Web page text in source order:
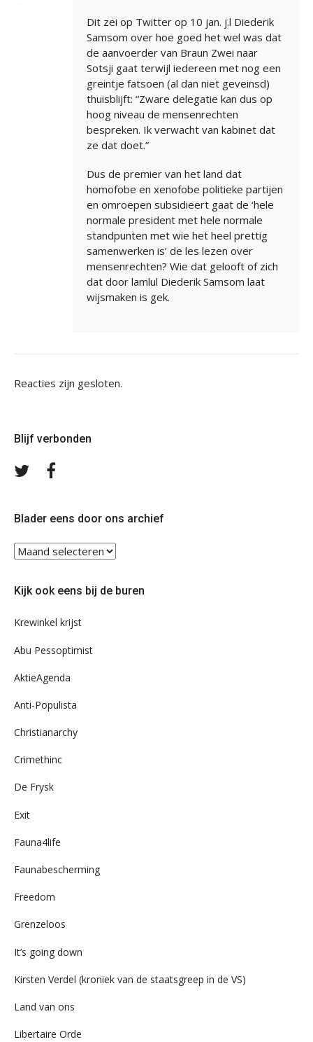
Dit zei op Twitter op 10 jan. j.l Diederik
Samsom over hoe goed het wel was dat
de aanvoerder van Braun Zwei naar
Sotsji gaat terwijl iedereen met nog een
greintje fatsoen (al dan niet geveinsd)
thuisblijft: “Zware delegatie kan dus op
hoog niveau de mensenrechten
bespreken. Ik verwacht van kabinet dat
ze dat doet.”
Dus de premier van het land dat
homofobe en xenofobe politieke partijen
en omroepen subsidieert gaat de ‘hele
normale president met hele normale
standpunten met wie het heel prettig
samenwerken is’ de les lezen over
mensenrechten? Wie dat gelooft of zich
dat door lamlul Diederik Samsom laat
wijsmaken is gek.
Reacties zijn gesloten.
Blijf verbonden
Volg
Blader eens door ons archief
Blader
ons
Kijk ook eens bij de buren
Krewinkel krijst
Abu Pessoptimist
AktieAgenda
Anti-Populista
Christianarchy
Crimethinc
De Frysk
Exit
Fauna4life
Faunabescherming
Freedom
Grenzeloos
It’s going down
Kirsten Verdel (kroniek van de staatsgreep in de VS)
Land van ons
Libertaire Orde